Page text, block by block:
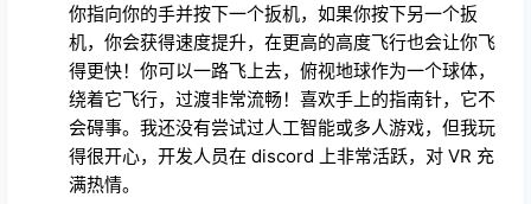
你指向你的手并按下一个扳机，如果你按下另一个扳
机，你会获得速度提升，在更高的高度飞行也会让你飞
得更快！你可以一路飞上去，俯视地球作为一个球体，
绕着它飞行，过渡非常流畅！喜欢手上的指南针，它不
会碍事。我还没有尝试过人工智能或多人游戏，但我玩
得很开心，开发人员在 discord 上非常活跃，对 VR 充
满热情。